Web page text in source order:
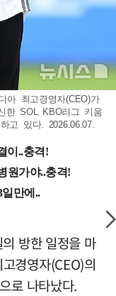
아 최고경영자(CEO)가
한 SOL KBO리그 키움
고 있다. 2026.06.07.
방한 일정을 마
경영자(CEO)의
로 나타났다.